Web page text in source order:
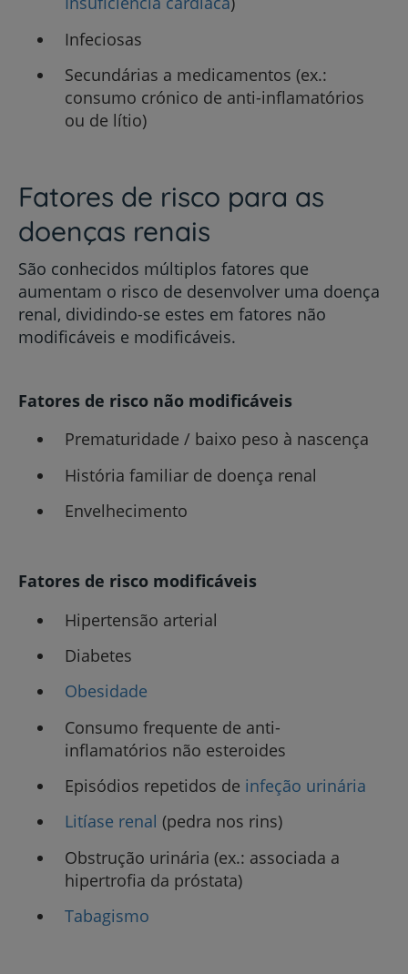
Infeciosas
Secundárias a medicamentos (ex.:
consumo crónico de anti-inflamatórios
ou de lítio)
Fatores de risco para as
doenças renais
São conhecidos múltiplos fatores que
aumentam o risco de desenvolver uma doença
renal, dividindo-se estes em fatores não
modificáveis e modificáveis.
Fatores de risco não modificáveis
Prematuridade / baixo peso à nascença
História familiar de doença renal
Envelhecimento
Fatores de risco modificáveis
Hipertensão arterial
Diabetes
Obesidade
Consumo frequente de anti-
inflamatórios não esteroides
Episódios repetidos de infeção urinária
Litíase renal (pedra nos rins)
Obstrução urinária (ex.: associada a
hipertrofia da próstata)
Tabagismo